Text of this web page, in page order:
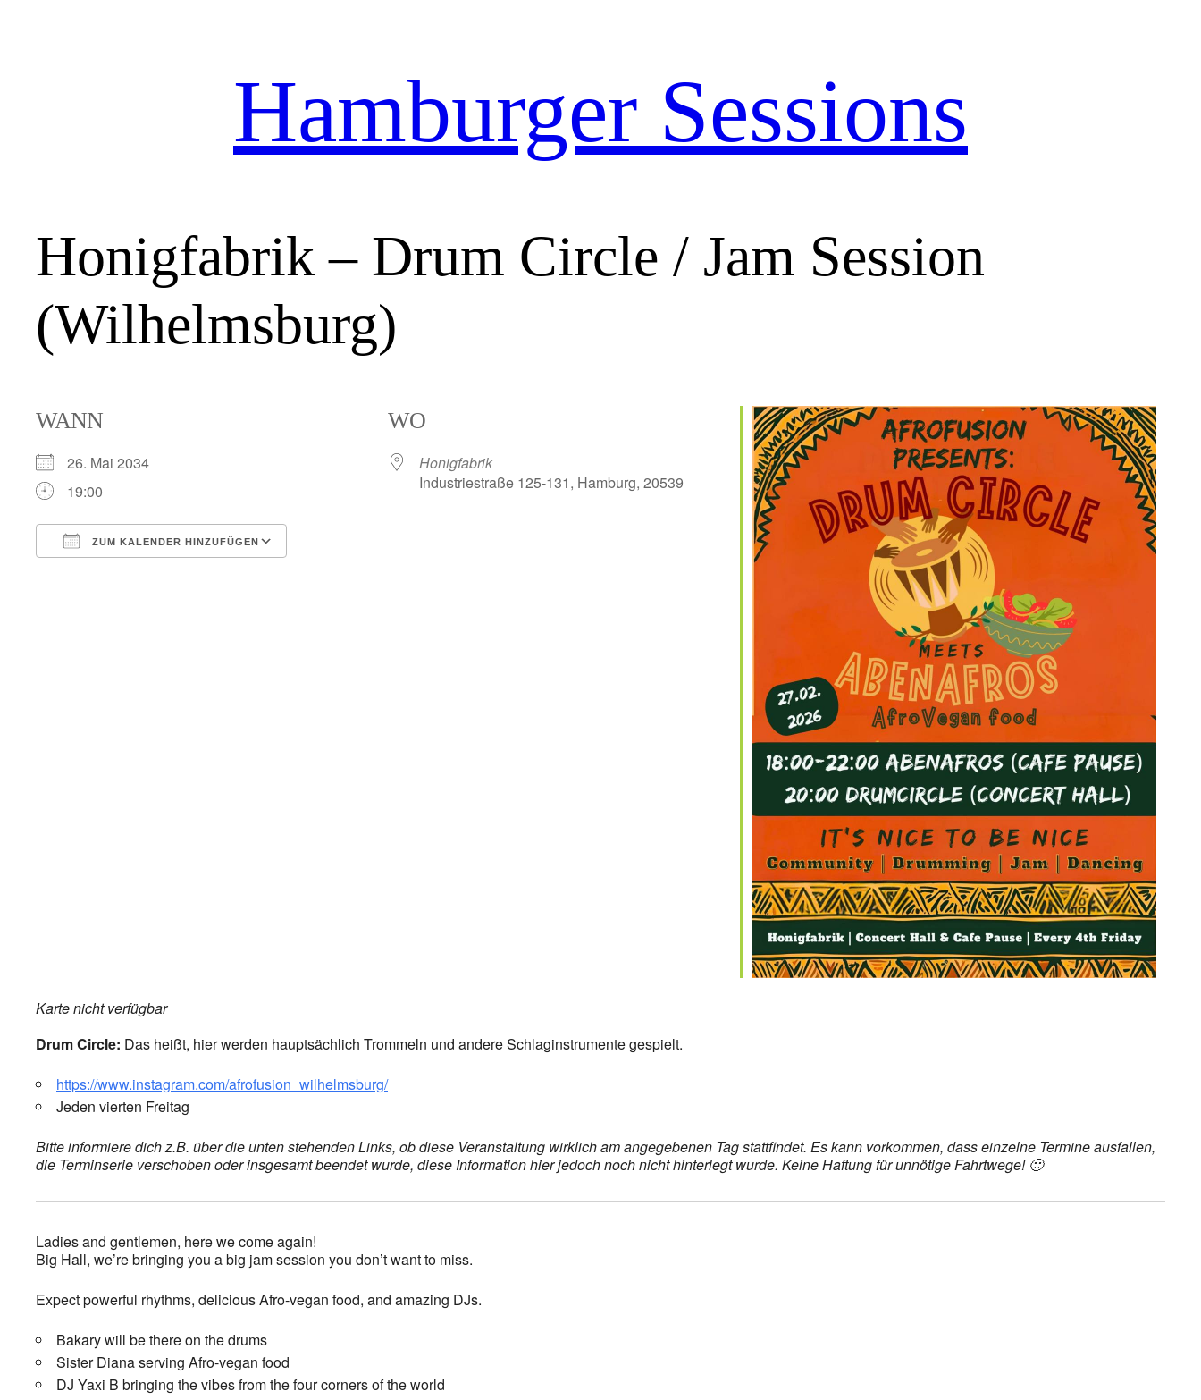
Hamburger Sessions
Honigfabrik – Drum Circle / Jam Session
(Wilhelmsburg)
WANN
26. Mai 2034
19:00
ZUM KALENDER HINZUFÜGEN
WO
Honigfabrik
Industriestraße 125-131, Hamburg, 20539
Karte nicht verfügbar
Drum Circle: Das heißt, hier werden hauptsächlich Trommeln und andere Schlaginstrumente gespielt.
https://www.instagram.com/afrofusion_wilhelmsburg/
Jeden vierten Freitag
Bitte informiere dich z.B. über die unten stehenden Links, ob diese Veranstaltung wirklich am angegebenen Tag stattfindet. Es kann vorkommen, dass einzelne Termine ausfallen,
die Terminserie verschoben oder insgesamt beendet wurde, diese Information hier jedoch noch nicht hinterlegt wurde. Keine Haftung für unnötige Fahrtwege! 🙂
Ladies and gentlemen, here we come again!
Big Hall, we’re bringing you a big jam session you don’t want to miss.
Expect powerful rhythms, delicious Afro-vegan food, and amazing DJs.
Bakary will be there on the drums
Sister Diana serving Afro-vegan food
DJ Yaxi B bringing the vibes from the four corners of the world